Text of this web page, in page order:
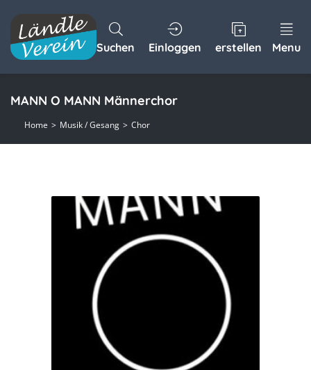
Suchen Einloggen erstellen Menu
MANN O MANN Männerchor
Home Musik / Gesang Chor